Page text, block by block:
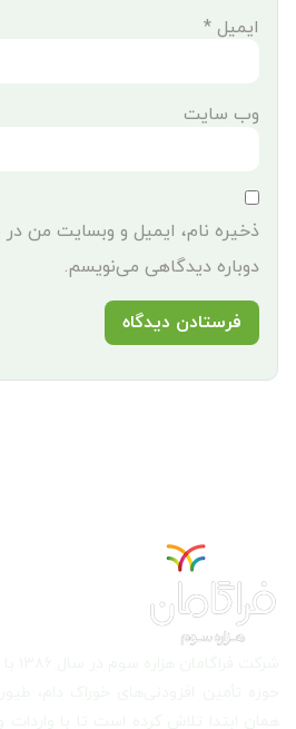
ایمیل *
وب‌ سایت
ذخیره نام، ایمیل و وبسایت من در
دوباره دیدگاهی می‌نویسم.